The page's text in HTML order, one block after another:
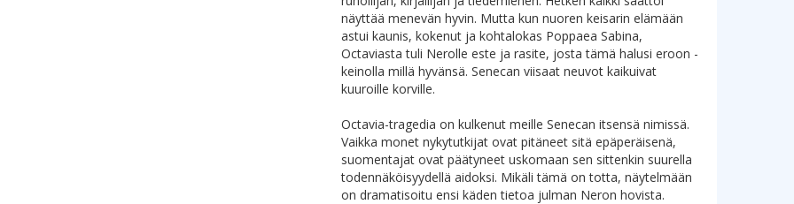
näyttää menevän hyvin. Mutta kun nuoren keisarin elämään
astui kaunis, kokenut ja kohtalokas Poppaea Sabina,
Octaviasta tuli Nerolle este ja rasite, josta tämä halusi eroon -
keinolla millä hyvänsä. Senecan viisaat neuvot kaikuivat
kuuroille korville.
Octavia-tragedia on kulkenut meille Senecan itsensä nimissä.
Vaikka monet nykytutkijat ovat pitäneet sitä epäperäisenä,
suomentajat ovat päätyneet uskomaan sen sittenkin suurella
todennäköisyydellä aidoksi. Mikäli tämä on totta, näytelmään
on dramatisoitu ensi käden tietoa julman Neron hovista.